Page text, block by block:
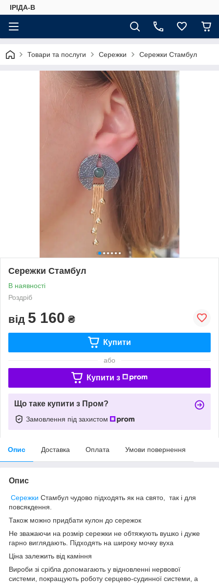
ІРІДА-В
Товари та послуги Сережки Сережки Стамбул
Сережки Стамбул
В наявності
Роздріб
від 5 160 ₴
Купити
або
Купити з
Що таке купити з Пром?
Замовлення під захистом
Опис Доставка Оплата Умови повернення
Опис
Сережки Стамбул чудово підходять як на свято, так і для
повсякдення.
Також можно придбати кулон до сережок
Не зважаючи на розмір сережки не обтяжують вушко і дуже
гарно виглядають. Підходять на широку мочку вуха
Ціна залежить від каміння
Вироби зі срібла допомагають у відновленні нервової
системи, покращують роботу серцево-судинної системи, а